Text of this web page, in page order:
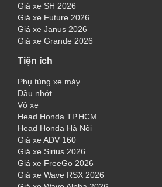
Giá xe SH 2026
Giá xe Future 2026
Giá xe Janus 2026
Giá xe Grande 2026
Tiện ích
Phụ tùng xe máy
Dầu nhớt
Vỏ xe
Head Honda TP.HCM
Head Honda Hà Nội
Giá xe ADV 160
Giá xe Sirius 2026
Giá xe FreeGo 2026
Giá xe Wave RSX 2026